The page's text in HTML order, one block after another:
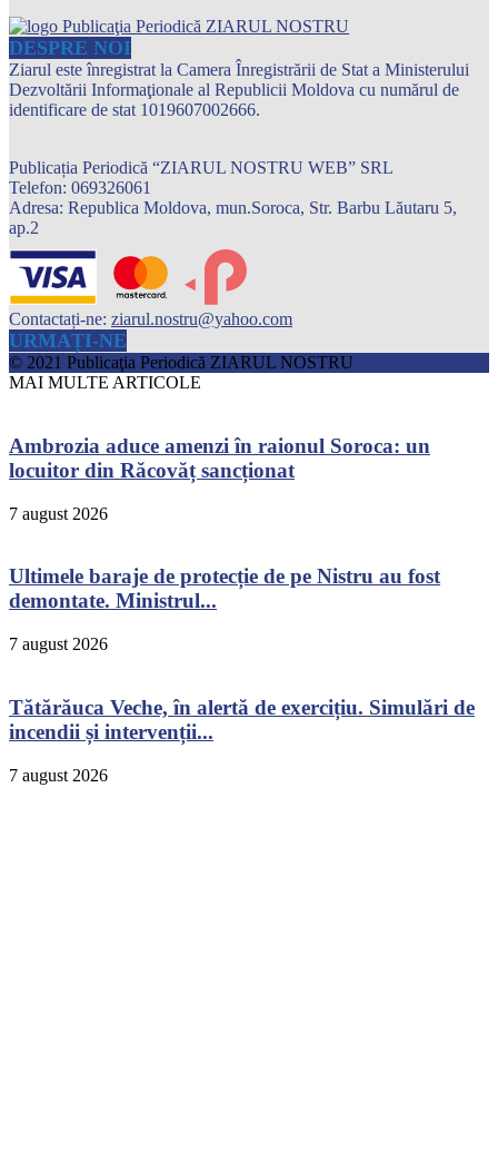
DESPRE NOI
Ziarul este înregistrat la Camera Înregistrării de Stat a Ministerului
Dezvoltării Informaţionale al Republicii Moldova cu numărul de
identificare de stat 1019607002666.
Publicația Periodică “ZIARUL NOSTRU WEB” SRL
Telefon: 069326061
Adresa: Republica Moldova, mun.Soroca, Str. Barbu Lăutaru 5,
ap.2
Contactați-ne: ziarul.nostru@yahoo.com
URMAȚI-NE
© 2021 Publicaţia Periodică ZIARUL NOSTRU
MAI MULTE ARTICOLE
Ambrozia aduce amenzi în raionul Soroca: un
locuitor din Răcovăț sancționat
7 august 2026
Ultimele baraje de protecție de pe Nistru au fost
demontate. Ministrul...
7 august 2026
Tătărăuca Veche, în alertă de exercițiu. Simulări de
incendii și intervenții...
7 august 2026